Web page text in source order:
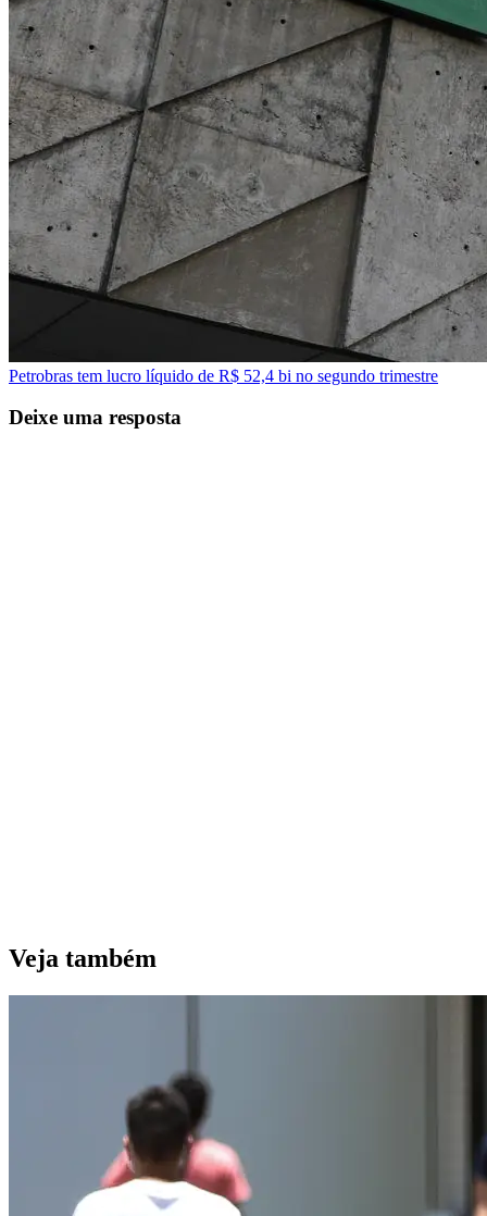
Petrobras tem lucro líquido de R$ 52,4 bi no segundo trimestre
Deixe uma resposta
Veja também